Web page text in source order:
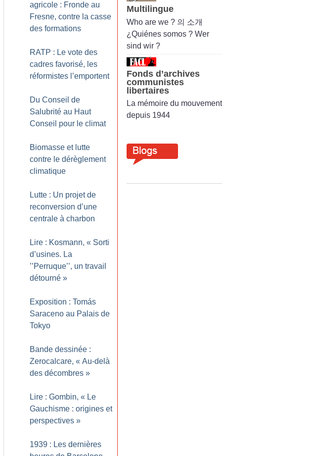
agricole : Fronde au
Fresne, contre la casse
des formations
RATP : Le vote des
cadres favorisé, les
réformistes l’emportent
Du Conseil de
Salubrité au Haut
Conseil pour le climat
Biomasse et lutte
contre le dérèglement
climatique
Lutte : Un projet de
reconversion d’une
centrale à charbon
Lire : Kosmann, « Sorti
d’usines. La
’’Perruque’’, un travail
détourné »
Exposition : Tomás
Saraceno au Palais de
Tokyo
Bande dessinée :
Zerocalcare, « Au-delà
des décombres »
Lire : Gombin, « Le
Gauchisme : origines et
perspectives »
1939 : Les dernières
Multilingue
Who are we ? 의 소개
¿Quiénes somos ? Wer
sind wir ?
Fonds d’archives
communistes
libertaires
La mémoire du mouvement
depuis 1944